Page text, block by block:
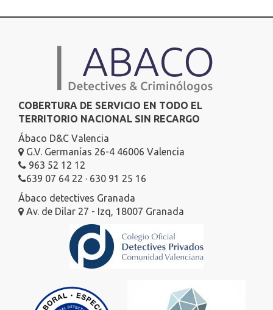
COBERTURA DE SERVICIO EN TODO EL
TERRITORIO NACIONAL SIN RECARGO
Ábaco D&C Valencia
G.V. Germanías 26-4 46006 Valencia
963 52 12 12
639 07 64 22 · 630 91 25 16
Ábaco detectives Granada
Av. de Dilar 27 - Izq, 18007 Granada